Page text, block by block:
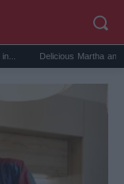
Delicious Martha anuncia